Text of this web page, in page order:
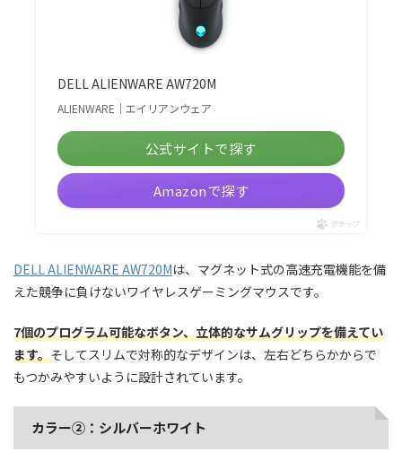
DELL ALIENWARE AW720M
ALIENWARE｜エイリアンウェア
公式サイトで探す
Amazonで探す
ポチップ
DELL ALIENWARE AW720Mは、マグネット式の高速充電機能を備
えた競争に負けないワイヤレスゲーミングマウスです。
7個のプログラム可能なボタン、立体的なサムグリップを備えてい
ます。そしてスリムで対称的なデザインは、左右どちらかからで
もつかみやすいように設計されています。
カラー②：シルバーホワイト